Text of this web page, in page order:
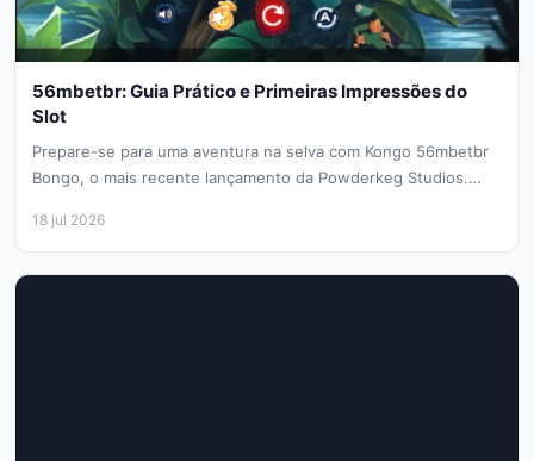
56mbetbr: Guia Prático e Primeiras Impressões do
Slot
Prepare-se para uma aventura na selva com Kongo 56mbetbr
Bongo, o mais recente lançamento da Powderkeg Studios.
18 jul 2026